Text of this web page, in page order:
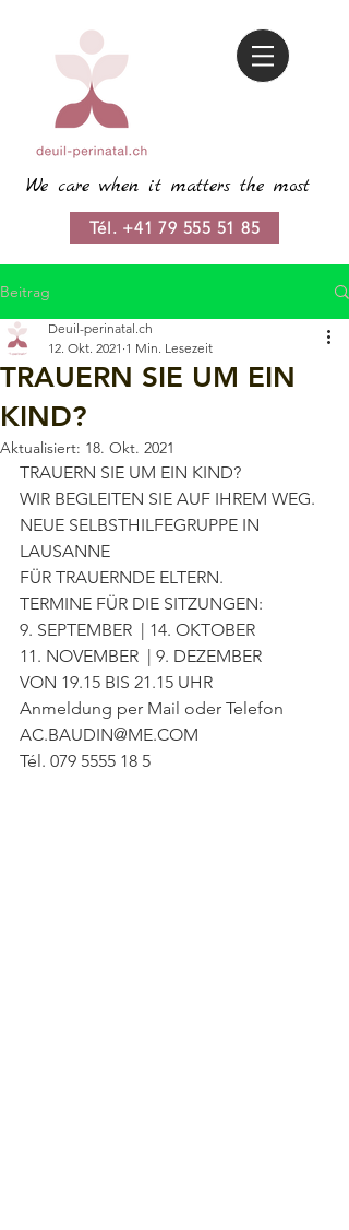
We care when it matters the most
Tél. +41 79 555 51 85
Beitrag
TRAUERN SIE UM EIN
KIND?
Deuil-perinatal.ch
12. Okt. 2021 1 Min. Lesezeit
Aktualisiert: 18. Okt. 2021
TRAUERN SIE UM EIN KIND?
WIR BEGLEITEN SIE AUF IHREM WEG.
NEUE SELBSTHILFEGRUPPE IN
LAUSANNE
FÜR TRAUERNDE ELTERN.
TERMINE FÜR DIE SITZUNGEN:
9. SEPTEMBER  | 14. OKTOBER
11. NOVEMBER  | 9. DEZEMBER
VON 19.15 BIS 21.15 UHR
Anmeldung per Mail oder Telefon
AC.BAUDIN@ME.COM
Tél. 079 5555 18 5